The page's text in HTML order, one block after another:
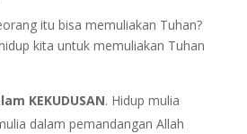
itu bisa memuliakan Tuhan?
kita untuk memuliakan Tuhan
KEKUDUSAN. Hidup mulia
dalam pemandangan Allah